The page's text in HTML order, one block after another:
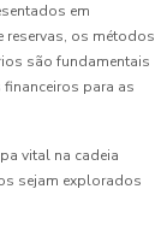
em
reservas, os métodos
são fundamentais
para as
vital na cadeia
sejam explorados